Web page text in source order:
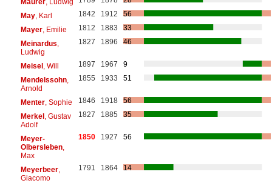
May, Karl 1842 1912
56
Mayer, Emilie 1812 1883
33
Meinardus
Ludwig
1827 1896 46
Meisel, Will 1897 1967
9
Mendelssohn,
Arnold
1855 1933 51
Menter, Sophie 1846 1918
56
Merkel, Gustav
Adolf
1827 1885 35
Meyer-
Olbersleben,
Max
1850 1927 56
Meyerbeer,
Giacomo
1791 1864 14